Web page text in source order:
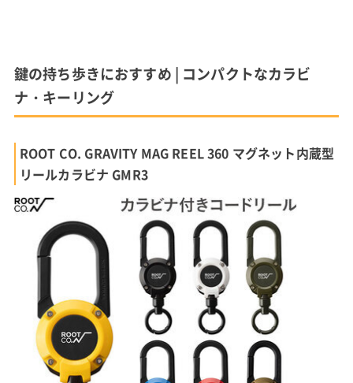
鍵の持ち歩きにおすすめ | コンパクトなカラビ
ナ・キーリング
ROOT CO. GRAVITY MAG REEL 360 マグネット内蔵型
リールカラビナ GMR3